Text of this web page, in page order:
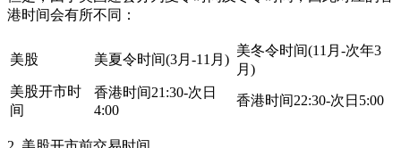
港时间会有所不同：
美股 美夏令时间(3月-11月)
美冬令时间(11月-次年3
月)
美股开市时
间
香港时间21:30-次日
4:00
香港时间22:30-次日5:00